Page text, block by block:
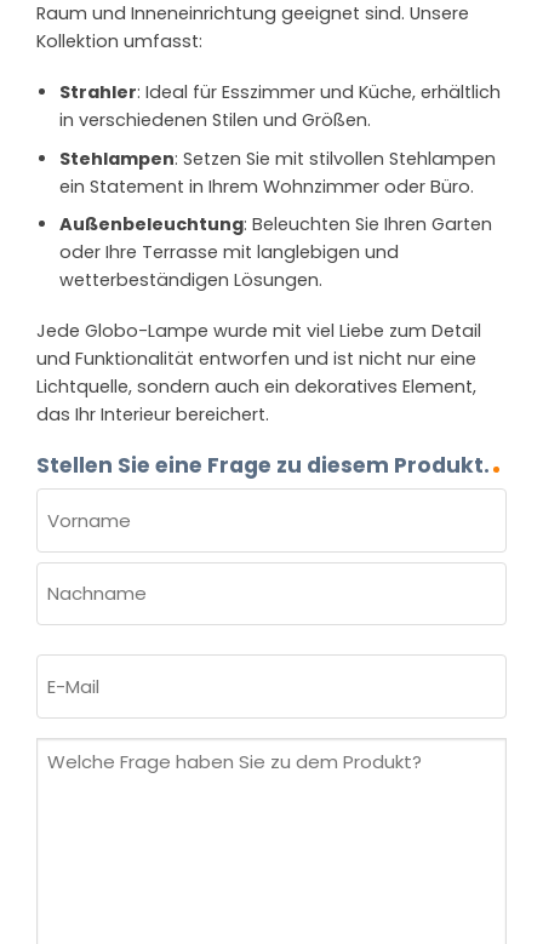
Raum und Inneneinrichtung geeignet sind. Unsere
Kollektion umfasst:
Strahler: Ideal für Esszimmer und Küche, erhältlich
in verschiedenen Stilen und Größen.
Stehlampen: Setzen Sie mit stilvollen Stehlampen
ein Statement in Ihrem Wohnzimmer oder Büro.
Außenbeleuchtung: Beleuchten Sie Ihren Garten
oder Ihre Terrasse mit langlebigen und
wetterbeständigen Lösungen.
Jede Globo-Lampe wurde mit viel Liebe zum Detail
und Funktionalität entworfen und ist nicht nur eine
Lichtquelle, sondern auch ein dekoratives Element,
das Ihr Interieur bereichert.
Stellen Sie eine Frage zu diesem Produkt.
(ERFORDERLICH)
Vorname
Mail
Welche